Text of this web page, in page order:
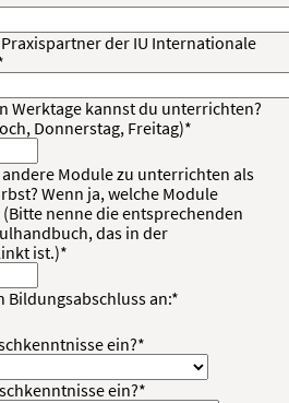
der IU Internationale
Werktage kannst du unterrichten?
Donnerstag, Freitag)*
Module zu unterrichten als
Wenn ja, welche Module
nenne die entsprechenden
das in der
ist.)*
Bildungsabschluss an:*
ein?*
ein?*